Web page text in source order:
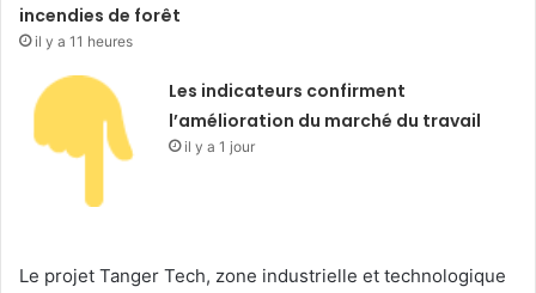
incendies de forêt
il y a 11 heures
Les indicateurs confirment
l’amélioration du marché du travail
il y a 1 jour
Le projet Tanger Tech, zone industrielle et technologique